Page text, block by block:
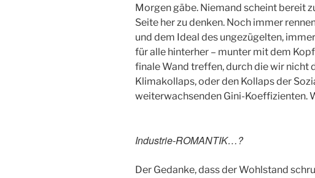
Morgen gäbe. Niemand scheint bereit
Seite her zu denken. Noch immer
und dem Ideal des ungezügelten,
für alle hinterher – munter mit dem
finale Wand treffen, durch die wir nicht
Klimakollaps, oder den Kollaps der
weiterwachsenden Gini-Koeffizienten.
Industrie-ROMANTIK…?
Der Gedanke, dass der Wohlstand